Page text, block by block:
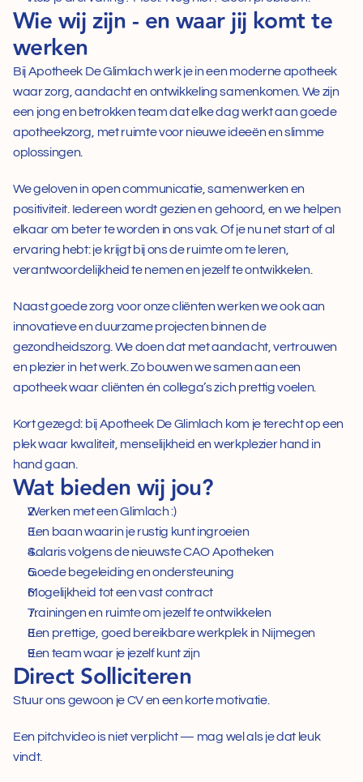
Wie wij zijn - en waar jij komt te
werken
Bij Apotheek De Glimlach werk je in een moderne apotheek
waar zorg, aandacht en ontwikkeling samenkomen. We zijn
een jong en betrokken team dat elke dag werkt aan goede
apotheekzorg, met ruimte voor nieuwe ideeën en slimme
oplossingen.
We geloven in open communicatie, samenwerken en
positiviteit. Iedereen wordt gezien en gehoord, en we helpen
elkaar om beter te worden in ons vak. Of je nu net start of al
ervaring hebt: je krijgt bij ons de ruimte om te leren,
verantwoordelijkheid te nemen en jezelf te ontwikkelen.
Naast goede zorg voor onze cliënten werken we ook aan
innovatieve en duurzame projecten binnen de
gezondheidszorg. We doen dat met aandacht, vertrouwen
en plezier in het werk. Zo bouwen we samen aan een
apotheek waar cliënten én collega’s zich prettig voelen.
Kort gezegd: bij Apotheek De Glimlach kom je terecht op een
plek waar kwaliteit, menselijkheid en werkplezier hand in
hand gaan.
Wat bieden wij jou?
Werken met een Glimlach :)
Een baan waarin je rustig kunt ingroeien
Salaris volgens de nieuwste CAO Apotheken
Goede begeleiding en ondersteuning
Mogelijkheid tot een vast contract
Trainingen en ruimte om jezelf te ontwikkelen
Een prettige, goed bereikbare werkplek in Nijmegen
Een team waar je jezelf kunt zijn
Direct Solliciteren
Stuur ons gewoon je CV en een korte motivatie.
Een pitchvideo is niet verplicht — mag wel als je dat leuk
vindt.